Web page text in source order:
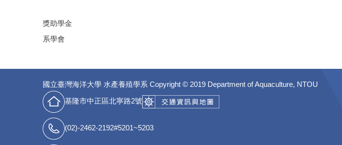
獎助學金
系學會
國立臺灣海洋大學 水產養殖學系 Copyright © 2019 Department of Aquaculture, NTOU
基隆市中正區北寧路2號
(02)-2462-2192#5201~5203